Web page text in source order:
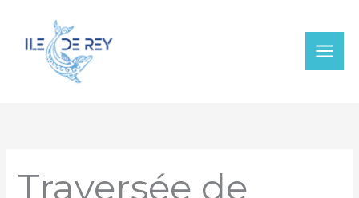
contenu
Traversée de